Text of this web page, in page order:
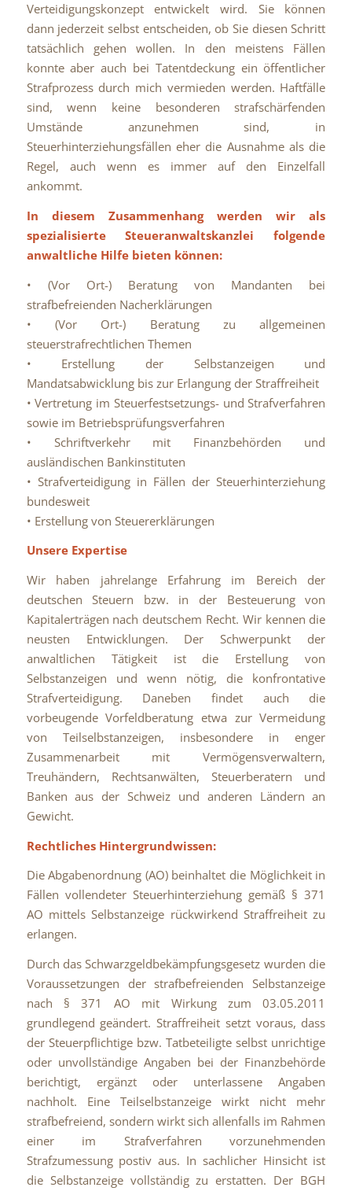
Verteidigungskonzept entwickelt wird. Sie können
dann jederzeit selbst entscheiden, ob Sie diesen Schritt
tatsächlich gehen wollen. In den meistens Fällen
konnte aber auch bei Tatentdeckung ein öffentlicher
Strafprozess durch mich vermieden werden. Haftfälle
sind, wenn keine besonderen strafschärfenden
Umstände anzunehmen sind, in
Steuerhinterziehungsfällen eher die Ausnahme als die
Regel, auch wenn es immer auf den Einzelfall
ankommt.
In diesem Zusammenhang werden wir als
spezialisierte Steueranwaltskanzlei folgende
anwaltliche Hilfe bieten können:
• (Vor Ort-) Beratung von Mandanten bei
strafbefreienden Nacherklärungen
• (Vor Ort-) Beratung zu allgemeinen
steuerstrafrechtlichen Themen
• Erstellung der Selbstanzeigen und
Mandatsabwicklung bis zur Erlangung der Straffreiheit
• Vertretung im Steuerfestsetzungs- und Strafverfahren
sowie im Betriebsprüfungsverfahren
• Schriftverkehr mit Finanzbehörden und
ausländischen Bankinstituten
• Strafverteidigung in Fällen der Steuerhinterziehung
bundesweit
• Erstellung von Steuererklärungen
Unsere Expertise
Wir haben jahrelange Erfahrung im Bereich der
deutschen Steuern bzw. in der Besteuerung von
Kapitalerträgen nach deutschem Recht. Wir kennen die
neusten Entwicklungen. Der Schwerpunkt der
anwaltlichen Tätigkeit ist die Erstellung von
Selbstanzeigen und wenn nötig, die konfrontative
Strafverteidigung. Daneben findet auch die
vorbeugende Vorfeldberatung etwa zur Vermeidung
von Teilselbstanzeigen, insbesondere in enger
Zusammenarbeit mit Vermögensverwaltern,
Treuhändern, Rechtsanwälten, Steuerberatern und
Banken aus der Schweiz und anderen Ländern an
Gewicht.
Rechtliches Hintergrundwissen:
Die Abgabenordnung (AO) beinhaltet die Möglichkeit in
Fällen vollendeter Steuerhinterziehung gemäß § 371
AO mittels Selbstanzeige rückwirkend Straffreiheit zu
erlangen.
Durch das Schwarzgeldbekämpfungsgesetz wurden die
Voraussetzungen der strafbefreienden Selbstanzeige
nach § 371 AO mit Wirkung zum 03.05.2011
grundlegend geändert. Straffreiheit setzt voraus, dass
der Steuerpflichtige bzw. Tatbeteiligte selbst unrichtige
oder unvollständige Angaben bei der Finanzbehörde
berichtigt, ergänzt oder unterlassene Angaben
nachholt. Eine Teilselbstanzeige wirkt nicht mehr
strafbefreiend, sondern wirkt sich allenfalls im Rahmen
einer im Strafverfahren vorzunehmenden
Strafzumessung postiv aus. In sachlicher Hinsicht ist
die Selbstanzeige vollständig zu erstatten. Der BGH